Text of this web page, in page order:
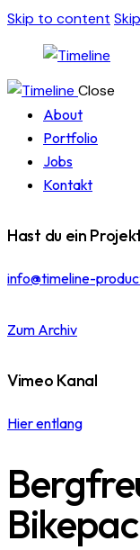
Skip to content
Close
About
Portfolio
Jobs
Kontakt
Hast du ein
info@timeline-
Zum Archiv
Vimeo Kanal
Hier entlang